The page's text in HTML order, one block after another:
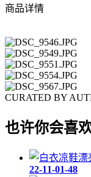
商品详情
CURATED BY
也许你会喜
22-11-01-48